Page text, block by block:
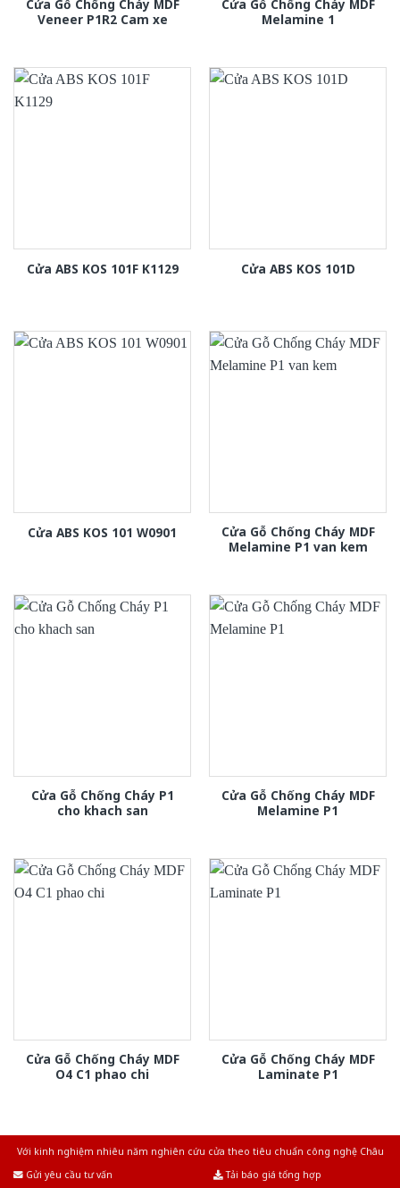
Cửa Gỗ Chống Cháy MDF
Veneer P1R2 Cam xe
Cửa Gỗ Chống Cháy MDF
Melamine 1
Cửa ABS KOS 101F K1129 Cửa ABS KOS 101D
Cửa ABS KOS 101 W0901
Cửa Gỗ Chống Cháy MDF
Melamine P1 van kem
Cửa Gỗ Chống Cháy P1
cho khach san
Cửa Gỗ Chống Cháy MDF
Melamine P1
Cửa Gỗ Chống Cháy MDF
O4 C1 phao chi
Cửa Gỗ Chống Cháy MDF
Laminate P1
Với kinh nghiệm nhiêu năm nghiên cứu cửa theo tiêu chuẩn công nghệ Châu
Gửi yêu cầu tư vấn
Tải báo giá tổng hợp